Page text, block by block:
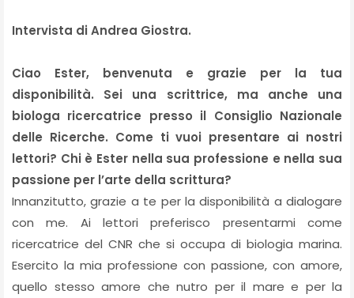
Intervista di Andrea Giostra.
Ciao Ester, benvenuta e grazie per la tua
disponibilità. Sei una scrittrice, ma anche una
biologa ricercatrice presso il Consiglio Nazionale
delle Ricerche. Come ti vuoi presentare ai nostri
lettori? Chi è Ester nella sua professione e nella sua
passione per l’arte della scrittura?
Innanzitutto, grazie a te per la disponibilità a dialogare
con me. Ai lettori preferisco presentarmi come
ricercatrice del CNR che si occupa di biologia marina.
Esercito la mia professione con passione, con amore,
quello stesso amore che nutro per il mare e per la